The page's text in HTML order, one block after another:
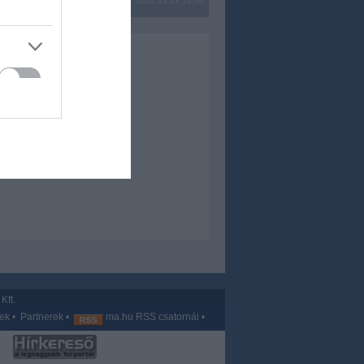
• Partnerek• ma.hu RSS csatornái •